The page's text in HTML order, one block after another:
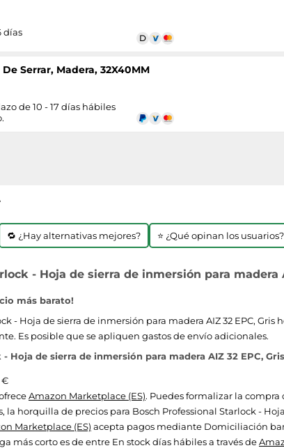
días
De Serrar, Madera, 32X40MM
de 10 - 17 días hábiles
🔁 ¿Hay alternativas mejores? ⭐ ¿Qué opinan los usuarios?
- Hoja de sierra de inmersión para madera
más barato!
- Hoja de sierra de inmersión para madera AIZ 32 EPC,
Es posible que se apliquen gastos de envío adicionales.
Hoja de sierra de inmersión para madera AIZ 32 EPC,
€
Amazon Marketplace (ES). Puedes formalizar la compra
la horquilla de precios para Bosch Professional Starlock -
Marketplace (ES) acepta pagos mediante Domiciliación
más corto es de entre En stock días hábiles a través de